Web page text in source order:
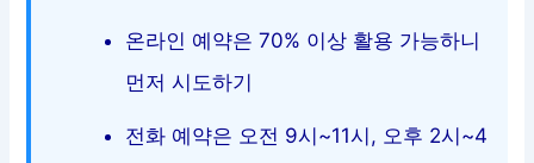
온라인 예약은 70% 이상 활용 가능하니
먼저 시도하기
전화 예약은 오전 9시~11시, 오후 2시~4